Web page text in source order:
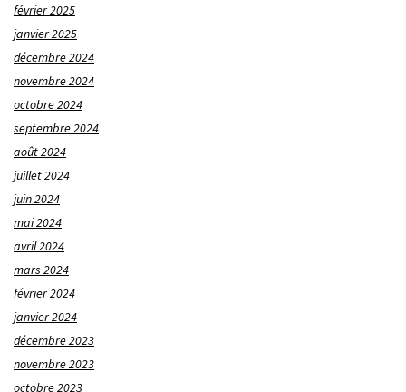
février 2025
janvier 2025
décembre 2024
novembre 2024
octobre 2024
septembre 2024
août 2024
juillet 2024
juin 2024
mai 2024
avril 2024
mars 2024
février 2024
janvier 2024
décembre 2023
novembre 2023
octobre 2023